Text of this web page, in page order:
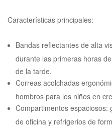
Características principales:
Bandas reflectantes de alta
durante las primeras horas
de la tarde.
Correas acolchadas
hombros para los niños en
Compartimentos espaciosos:
de oficina y refrigerios de